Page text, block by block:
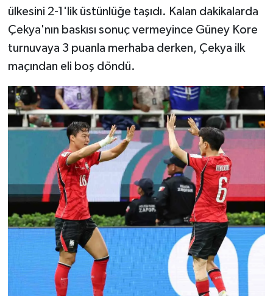
ülkesini 2-1'lik üstünlüğe taşıdı. Kalan dakikalarda
Çekya'nın baskısı sonuç vermeyince Güney Kore
turnuvaya 3 puanla merhaba derken, Çekya ilk
maçından eli boş döndü.